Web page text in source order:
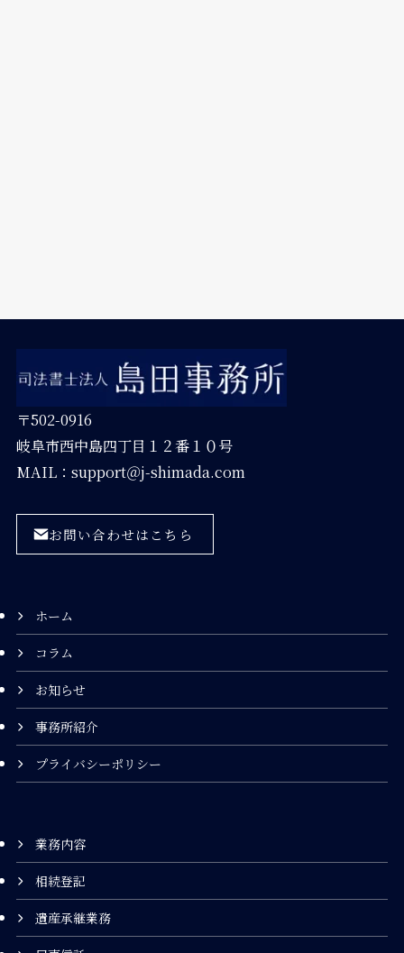
〒502-0916
岐阜市西中島四丁目１２番１０号
MAIL：support＠j-shimada.com
お問い合わせはこちら
ホーム
コラム
お知らせ
事務所紹介
プライバシーポリシー
業務内容
相続登記
遺産承継業務